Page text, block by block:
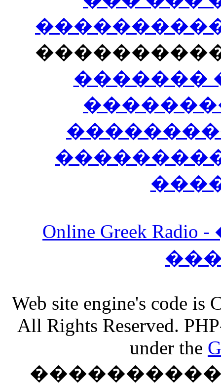
�������
Online Greek
Web site engine's code
All Rights Reserved.
under the
����������